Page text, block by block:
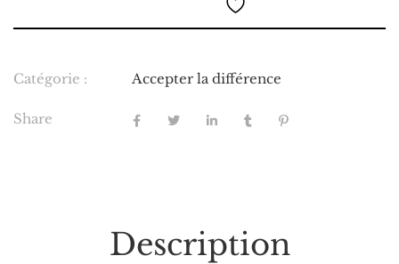
Catégorie : Accepter la différence
Share
Description